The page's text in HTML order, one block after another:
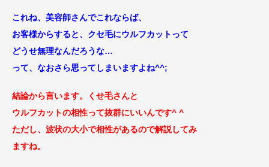
これね、美容師さんでこれならば、
お客様からすると、クセ毛にウルフカットって
どうせ無理なんだろうな…
って、なおさら思ってしまいますよね^^;
結論から言います。くせ毛さんと
ウルフカットの相性って抜群にいいんです^ ^
ただし、波状の大小で相性があるので解説してみ
ますね。